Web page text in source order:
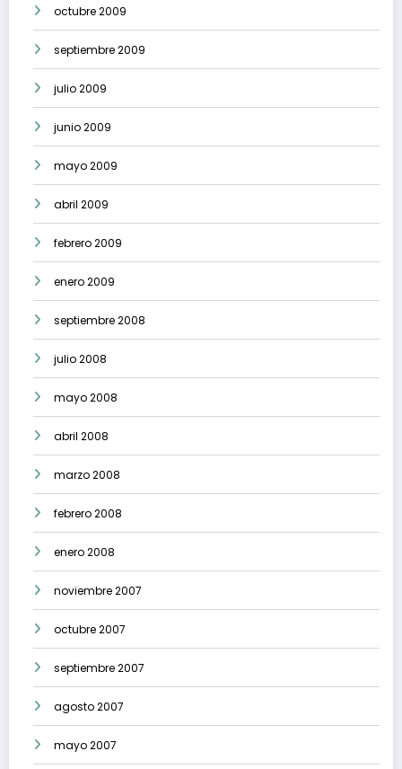
octubre 2009
septiembre 2009
julio 2009
junio 2009
mayo 2009
abril 2009
febrero 2009
enero 2009
septiembre 2008
julio 2008
mayo 2008
abril 2008
marzo 2008
febrero 2008
enero 2008
noviembre 2007
octubre 2007
septiembre 2007
agosto 2007
mayo 2007